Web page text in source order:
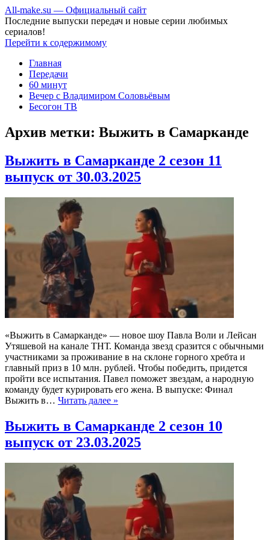
All-make.su — Официальный сайт
Последние выпуски передач и новые серии любимых
сериалов!
Перейти к содержимому
Главная
Передачи
60 минут
Вечер с Владимиром Соловьёвым
Бесогон ТВ
Архив метки: Выжить в Самарканде
Выжить в Самарканде 2 сезон 11
выпуск от 30.03.2025
«Выжить в Самарканде» — новое шоу Павла Воли и Лейсан
Утяшевой на канале ТНТ. Команда звезд сразится с обычными
участниками за проживание в на склоне горного хребта и
главный приз в 10 млн. рублей. Чтобы победить, придется
пройти все испытания. Павел поможет звездам, а народную
команду будет курировать его жена. В выпуске: Финал
Выжить в… Читать далее »
Выжить в Самарканде 2 сезон 10
выпуск от 23.03.2025